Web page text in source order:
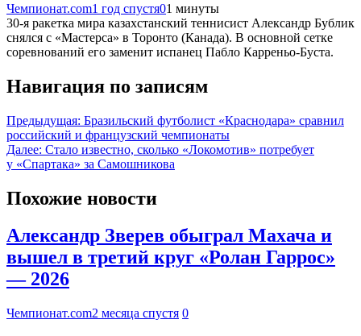
Чемпионат.com1 год спустя01 минуты
30-я ракетка мира казахстанский теннисист Александр Бублик
снялся с «Мастерса» в Торонто (Канада). В основной сетке
соревнований его заменит испанец Пабло Карреньо-Буста.
Навигация по записям
Предыдущая: Бразильский футболист «Краснодара» сравнил
российский и французский чемпионаты
Далее: Стало известно, сколько «Локомотив» потребует
у «Спартака» за Самошникова
Похожие новости
Александр Зверев обыграл Махача и
вышел в третий круг «Ролан Гаррос»
— 2026
Чемпионат.com2 месяца спустя 0